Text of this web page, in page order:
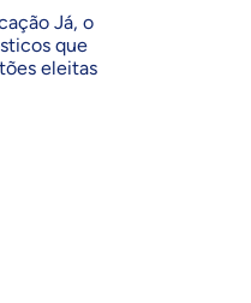
Já, o
que
eleitas